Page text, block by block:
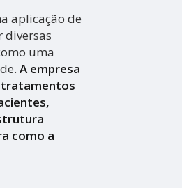
aplicação de
diversas
uma
A empresa
tratamentos
como a